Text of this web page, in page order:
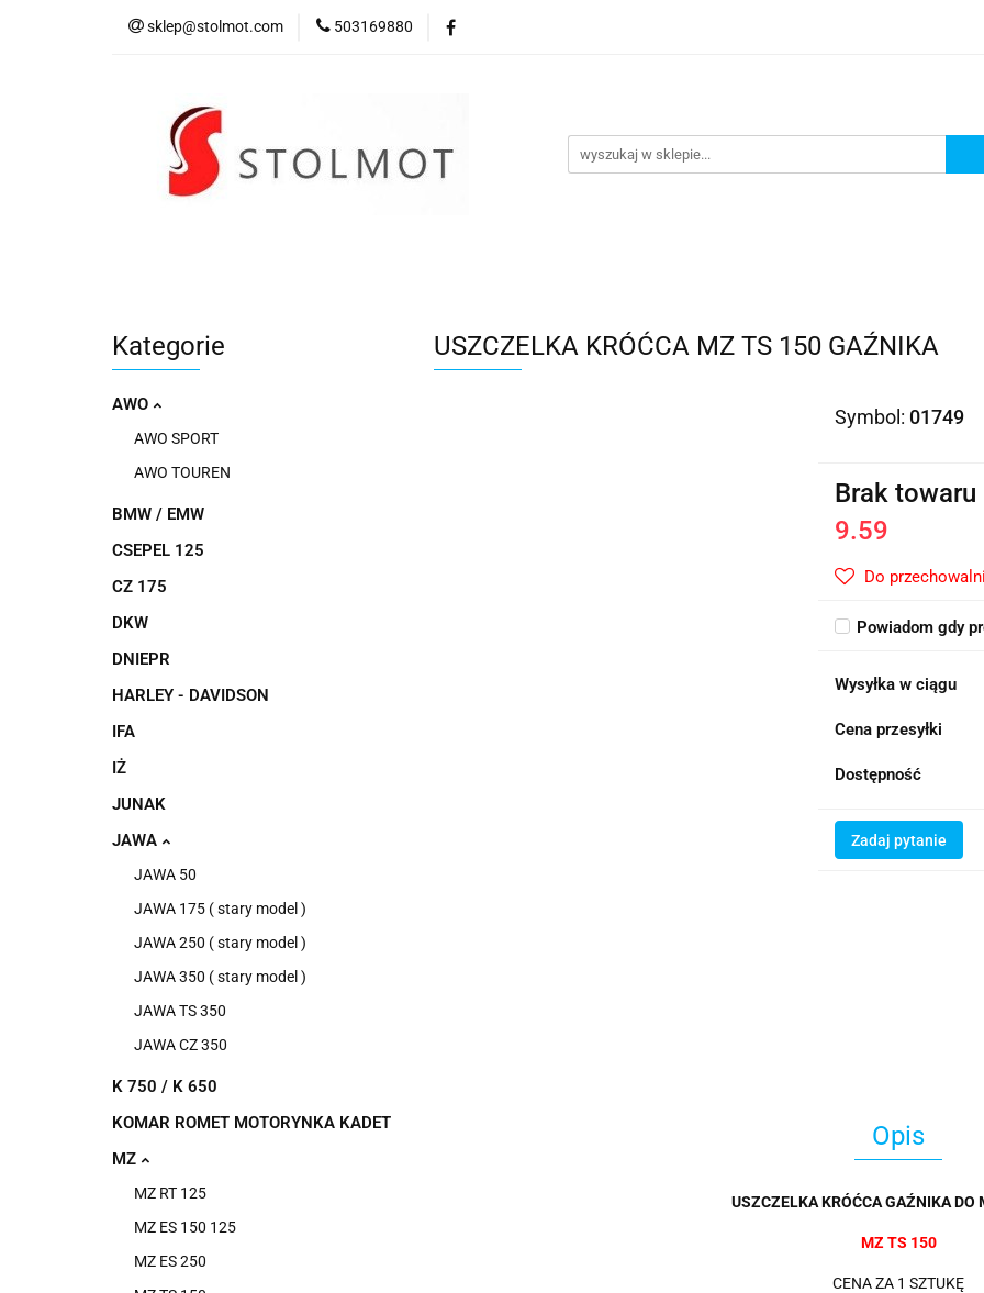
sklep@stolmot.com 503169880
Kategorie
AWO
AWO SPORT
AWO TOUREN
BMW / EMW
CSEPEL 125
CZ 175
DKW
DNIEPR
HARLEY - DAVIDSON
IFA
IŻ
JUNAK
JAWA
JAWA 50
JAWA 175 ( stary model )
JAWA 250 ( stary model )
JAWA 350 ( stary model )
JAWA TS 350
JAWA CZ 350
K 750 / K 650
KOMAR ROMET MOTORYNKA KADET
MZ
MZ RT 125
MZ ES 150 125
MZ ES 250
USZCZELKA KRÓĆCA MZ TS 150 GAŹNIKA
Symbol: 01749
Brak towaru
9.59
Do przechowalni
Powiadom gdy
Wysyłka w ciągu
Cena przesyłki
Dostępność
Zadaj pytanie
Opis
USZCZELKA KRÓĆCA GAŹNIKA DO
MZ TS 150
CENA ZA 1 SZTUKĘ